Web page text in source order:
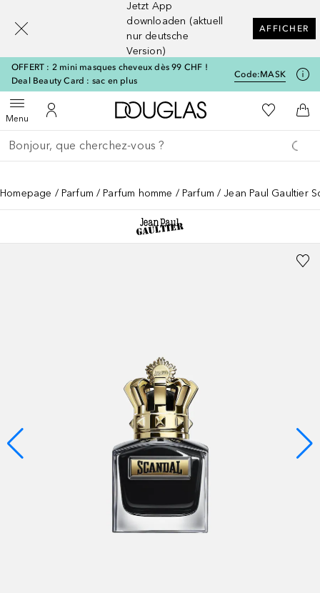
Jetzt App
downloaden (aktuell
nur deutsche
Version)
AFFICHER
OFFERT : 2 mini masques cheveux dès 99 CHF !
Deal Beauty Card : sac en plus
Code:MASK
MenuOuvrir le menuVers Mon Compte
Vers l'accueil Douglas
Vers Ma
Retourner
Exécuter la recherche
Homepage Parfum Parfum homme Parfum Jean Paul Gaultier
[navigation.slideout.screenreader]